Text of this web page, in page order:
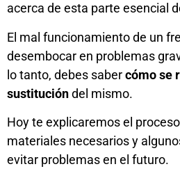
acerca de esta parte esencial
El mal funcionamiento de un
desembocar en problemas
lo tanto, debes sabercómo se
sustitucióndel mismo.
Hoy te explicaremos el
materiales necesarios y
evitar problemas en el futuro.